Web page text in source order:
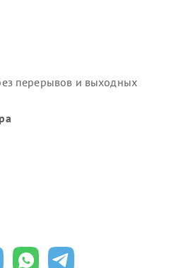
перерывов и выходных